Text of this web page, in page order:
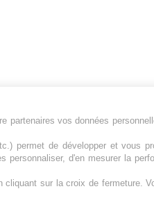
partenaires vos données
permet de développer et vous
d'en mesurer la
sur la croix de fermeture.